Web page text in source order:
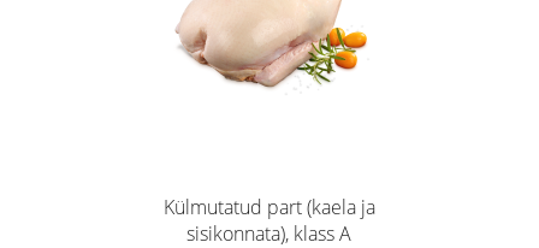
Külmutatud part (kaela ja
sisikonnata), klass A